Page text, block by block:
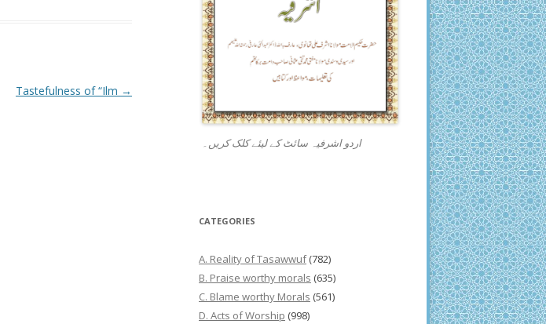
Tastefulness of “Ilm →
اردو اشرفیہ سائٹ کے لیئے کلک کریں۔
CATEGORIES
A. Reality of Tasawwuf(782)
B. Praise worthy morals (635)
C. Blame worthy Morals (561)
D. Acts of Worship (998)